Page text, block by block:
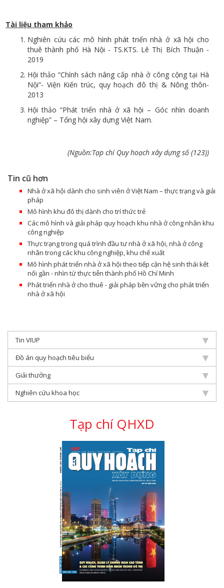
Tài liệu tham khảo
Nghiên cứu các mô hình phát triển nhà ở xã hội cho
thuê thành phố Hà Nội - TS.KTS. Lê Thị Bích Thuận -
2019
Hội thảo “Chính sách nâng cấp nhà ở công cộng tại Hà
Nội”- Viện Kiến trúc, quy hoạch đô thị & Nông thôn-
2013
Hội thảo “Phát triển nhà ở xã hội – Góc nhìn doanh
nghiệp” – Tổng hội xây dựng Việt Nam.
(Nguồn:Tạp chí Quy hoạch xây dựng số (123))
Tin cũ hơn
Nhà ở xã hội dành cho sinh viên ở Việt Nam – thực trạng và giải
pháp
Mô hình khu đô thị dành cho trí thức trẻ
Các mô hình và giải pháp quy hoạch khu nhà ở công nhân khu
công nghiệp
Thực trạng trong quá trình đầu tư nhà ở xã hội, nhà ở công
nhân trong các khu công nghiệp, khu chế xuất
Mô hình phát triển nhà ở xã hội theo tiếp cận hệ sinh thái kết
nối gần - nhìn từ thực tiễn thành phố Hồ Chí Minh
Phát triển nhà ở cho thuê - giải pháp bền vững cho phát triển
nhà ở xã hội
Tin VIUP
Đồ án quy hoạch tiêu biểu
Giải thưởng
Nghiên cứu khoa học
Tạp chí QHXD